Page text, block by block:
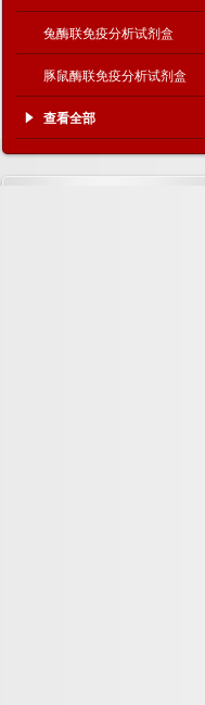
兔酶联免疫分析试剂盒
豚鼠酶联免疫分析试剂盒
查看全部